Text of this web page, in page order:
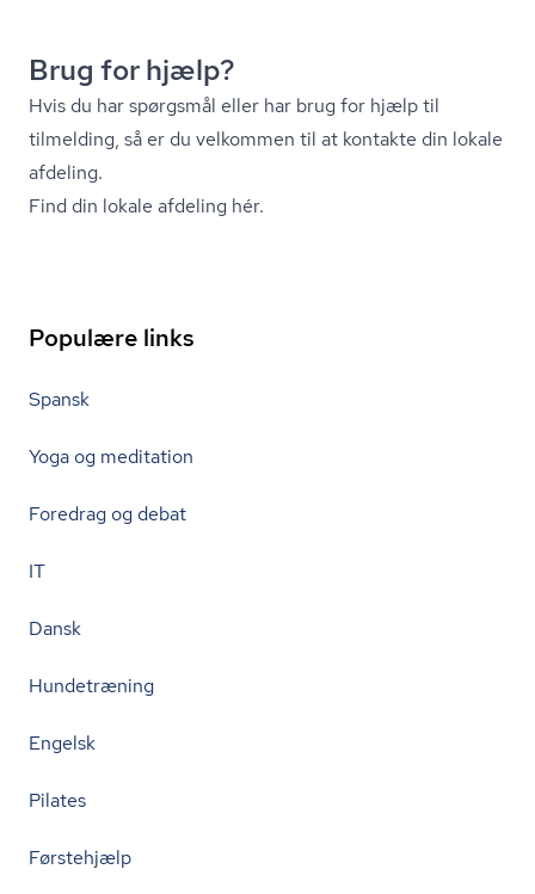
Brug for hjælp?
Hvis du har spørgsmål eller har brug for hjælp til
tilmelding, så er du velkommen til at kontakte din lokale
afdeling.
Find din lokale afdeling hér.
Populære links
Spansk
Yoga og meditation
Foredrag og debat
IT
Dansk
Hundetræning
Engelsk
Pilates
Førstehjælp